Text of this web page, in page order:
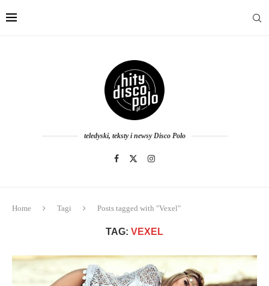
teledyski, teksty i newsy Disco Polo
Home Tagi Posts tagged with "Vexel"
TAG: VEXEL